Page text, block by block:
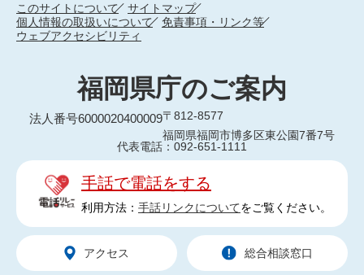
このサイトについて
サイトマップ
個人情報の取扱いについて
免責事項・リンク等
ウェブアクセシビリティ
福岡県庁のご案内
法人番号6000020400009〒812-8577
福岡県福岡市博多区東公園7番7号
代表電話：092-651-1111
手話で電話をする
利用方法： 手話リンクについてをご覧ください。
アクセス 総合相談窓口